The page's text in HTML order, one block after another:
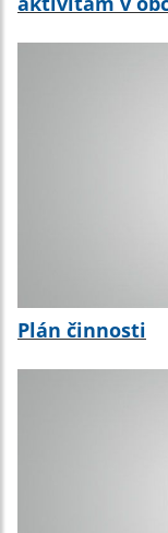
Plán činnosti